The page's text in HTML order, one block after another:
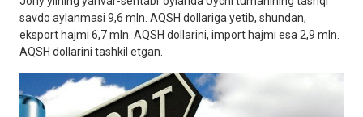
savdo aylanmasi 9,6 mln. AQSH dollariga yetib, shundan,
eksport hajmi 6,7 mln. AQSH dollarini, import hajmi esa 2,9 mln.
AQSH dollarini tashkil etgan.